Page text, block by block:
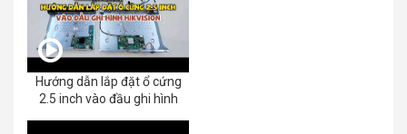
Hướng dẫn lắp đặt ổ cứng
2.5 inch vào đầu ghi hình